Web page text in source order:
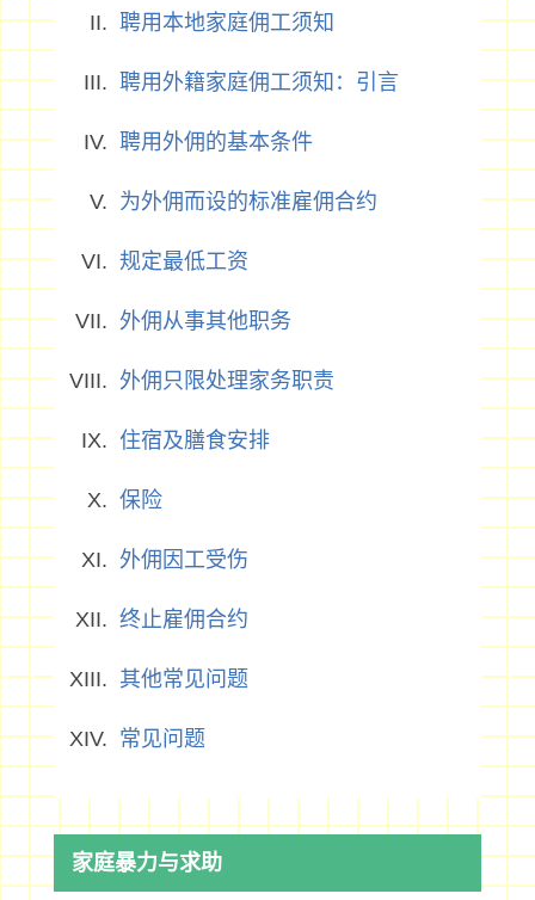
聘用本地家庭佣工须知
聘用外籍家庭佣工须知：引言
聘用外佣的基本条件
为外佣而设的标准雇佣合约
规定最低工资
外佣从事其他职务
外佣只限处理家务职责
住宿及膳食安排
保险
外佣因工受伤
终止雇佣合约
其他常见问题
常见问题
家庭暴力与求助